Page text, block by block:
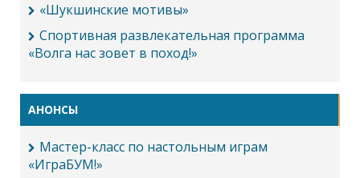
«Шукшинские мотивы»
Спортивная развлекательная программа
«Волга нас зовет в поход!»
АНОНСЫ
Мастер-класс по настольным играм
«ИграБУМ!»